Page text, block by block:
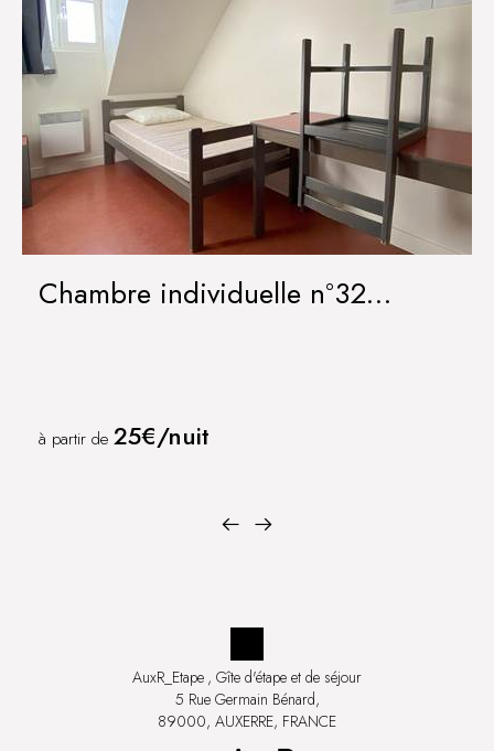
Chambre individuelle n°32
à partir de 25€/nuit
AuxR_Etape , Gîte d'étape et de séjour
5 Rue Germain Bénard,
89000, AUXERRE, FRANCE